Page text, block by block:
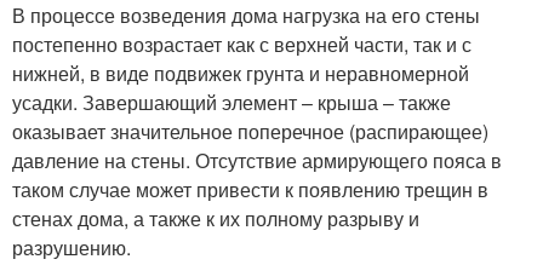
В процессе возведения дома нагрузка на его стены
постепенно возрастает как с верхней части, так и с
нижней, в виде подвижек грунта и неравномерной
усадки. Завершающий элемент – крыша – также
оказывает значительное поперечное (распирающее)
давление на стены. Отсутствие армирующего пояса в
таком случае может привести к появлению трещин в
стенах дома, а также к их полному разрыву и
разрушению.